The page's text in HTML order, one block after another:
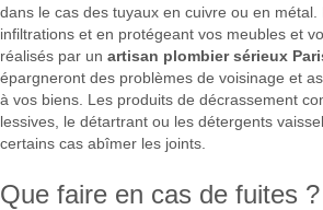
dans le cas des tuyaux en cuivre ou en métal.
infiltrations et en protégeant vos meubles et
réalisés par un artisan plombier sérieux
épargneront des problèmes de voisinage et
à vos biens. Les produits de décrassement
lessives, le détartrant ou les détergents
certains cas abîmer les joints.
Que faire en cas de fuites ?